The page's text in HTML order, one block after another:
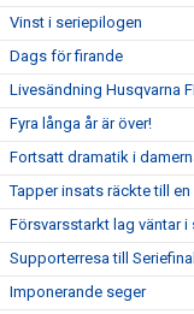
Vinst i seriepilogen
Dags för firande
Livesändning Husqvarna
Fyra långa år är över!
Fortsatt dramatik i
Tapper insats räckte till
Försvarsstarkt lag väntar i
Supporterresa till
Imponerande seger